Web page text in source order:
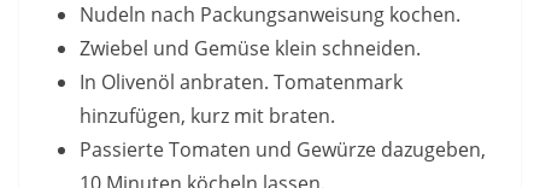
Nudeln nach Packungsanweisung kochen.
Zwiebel und Gemüse klein schneiden.
In Olivenöl anbraten. Tomatenmark
hinzufügen, kurz mit braten.
Passierte Tomaten und Gewürze dazugeben,